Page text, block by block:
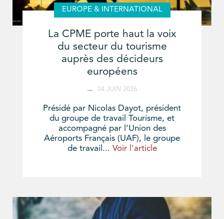
EUROPE & INTERNATIONAL
La CPME porte haut la voix
du secteur du tourisme
auprès des décideurs
européens
04 JUIN 2026
Présidé par Nicolas Dayot, président
du groupe de travail Tourisme, et
accompagné par l’Union des
Aéroports Français (UAF), le groupe
de travail... Voir l'article